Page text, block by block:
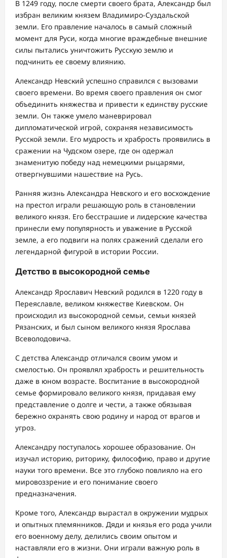
В 1249 году, после смерти своего брата, Александр был
избран великим князем Владимиро-Суздальской
земли. Его правление началось в самый сложный
момент для Руси, когда многие враждебные внешние
силы пытались уничтожить Русскую землю и
подчинить ее своему влиянию.
Александр Невский успешно справился с вызовами
своего времени. Во время своего правления он смог
объединить княжества и привести к единству русские
земли. Он также умело маневрировал
дипломатической игрой, сохраняя независимость
Русской земли. Его мудрость и храбрость проявились в
сражении на Чудском озере, где он одержал
знаменитую победу над немецкими рыцарями,
отвергнувшими нашествие на Русь.
Ранняя жизнь Александра Невского и его восхождение
на престол играли решающую роль в становлении
великого князя. Его бесстрашие и лидерские качества
принесли ему популярность и уважение в Русской
земле, а его подвиги на полях сражений сделали его
легендарной фигурой в истории России.
Детство в высокородной семье
Александр Ярославич Невский родился в 1220 году в
Переяславле, великом княжестве Киевском. Он
происходил из высокородной семьи, семьи князей
Рязанских, и был сыном великого князя Ярослава
Всеволодовича.
С детства Александр отличался своим умом и
смелостью. Он проявлял храбрость и решительность
даже в юном возрасте. Воспитание в высокородной
семье формировало великого князя, придавая ему
представление о долге и чести, а также обязывая
бережно охранять свою родину и народ от врагов и
угроз.
Александру поступалось хорошее образование. Он
изучал историю, риторику, философию, право и другие
науки того времени. Все это глубоко повлияло на его
мировоззрение и его понимание своего
предназначения.
Кроме того, Александр вырастал в окружении мудрых
и опытных племянников. Дяди и князья его рода учили
его военному делу, делились своим опытом и
наставляли его в жизни. Они играли важную роль в